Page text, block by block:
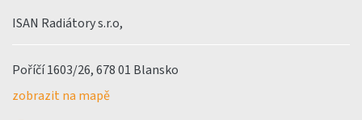
ISAN Radiátory s.r.o,
Poříčí 1603/26, 678 01 Blansko
zobrazit na mapě